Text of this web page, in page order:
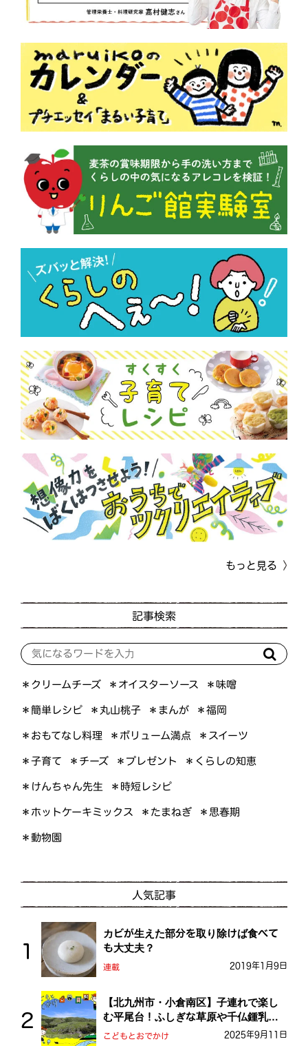
もっと見る
記事検索
＊クリームチーズ ＊オイスターソース ＊味噌
＊簡単レシピ ＊丸山桃子 ＊まんが ＊福岡
＊おもてなし料理 ＊ボリューム満点 ＊スイーツ
＊子育て ＊チーズ ＊プレゼント ＊くらしの知恵
＊けんちゃん先生 ＊時短レシピ
＊ホットケーキミックス ＊たまねぎ ＊思春期
＊動物園
人気記事
カビが生えた部分を取り除けば食べて
も大丈夫？
連載 2019年1月9日
【北九州市・小倉南区】子連れで楽し
む平尾台！ふしぎな草原や千仏鍾乳洞
を探検しよう！
こどもとおでかけ 2025年9月11日